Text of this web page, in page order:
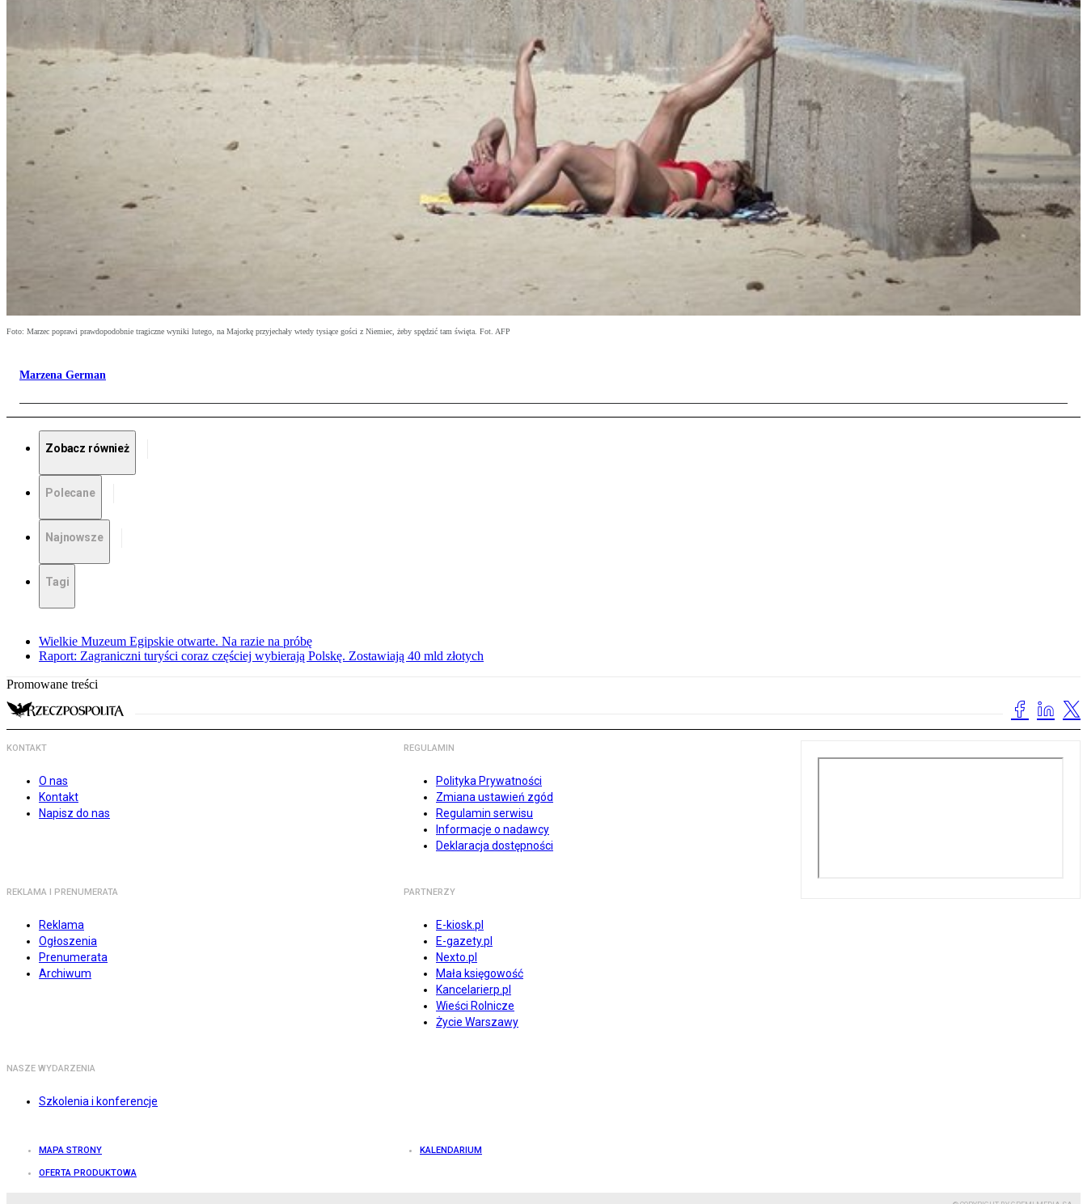
Foto: Marzec poprawi prawdopodobnie tragiczne wyniki lutego, na Majorkę przyjechały wtedy tysiące gości z Niemiec, żeby spędzić tam święta. Fot. AFP
Marzena German
Zobacz również
Polecane
Najnowsze
Tagi
Wielkie Muzeum Egipskie otwarte. Na razie na próbę
Raport: Zagraniczni turyści coraz częściej wybierają Polskę. Zostawiają 40 mld złotych
Promowane treści
KONTAKT
O nas
Kontakt
Napisz do nas
REGULAMIN
Polityka Prywatności
Zmiana ustawień zgód
Regulamin serwisu
Informacje o nadawcy
Deklaracja dostępności
REKLAMA I PRENUMERATA
Reklama
Ogłoszenia
Prenumerata
Archiwum
PARTNERZY
E-kiosk.pl
E-gazety.pl
Nexto.pl
Mała księgowość
Kancelarierp.pl
Wieści Rolnicze
Życie Warszawy
NASZE WYDARZENIA
Szkolenia i konferencje
MAPA STRONY KALENDARIUM
OFERTA PRODUKTOWA